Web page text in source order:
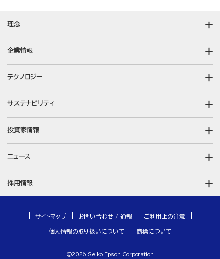
理念
企業情報
テクノロジー
サステナビリティ
投資家情報
ニュース
採用情報
サイトマップ お問い合わせ / 通報 ご利用上の注意
個人情報の取り扱いについて 商標について
©2026 Seiko Epson Corporation